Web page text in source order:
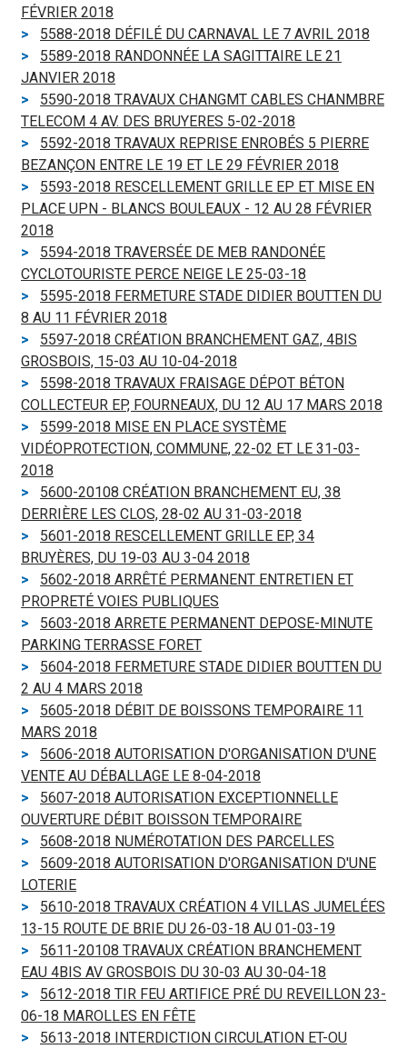
FÉVRIER 2018
5588-2018 DÉFILÉ DU CARNAVAL LE 7 AVRIL 2018
5589-2018 RANDONNÉE LA SAGITTAIRE LE 21
JANVIER 2018
5590-2018 TRAVAUX CHANGMT CABLES CHANMBRE
TELECOM 4 AV. DES BRUYERES 5-02-2018
5592-2018 TRAVAUX REPRISE ENROBÉS 5 PIERRE
BEZANÇON ENTRE LE 19 ET LE 29 FÉVRIER 2018
5593-2018 RESCELLEMENT GRILLE EP ET MISE EN
PLACE UPN - BLANCS BOULEAUX - 12 AU 28 FÉVRIER
2018
5594-2018 TRAVERSÉE DE MEB RANDONÉE
CYCLOTOURISTE PERCE NEIGE LE 25-03-18
5595-2018 FERMETURE STADE DIDIER BOUTTEN DU
8 AU 11 FÉVRIER 2018
5597-2018 CRÉATION BRANCHEMENT GAZ, 4BIS
GROSBOIS, 15-03 AU 10-04-2018
5598-2018 TRAVAUX FRAISAGE DÉPOT BÉTON
COLLECTEUR EP, FOURNEAUX, DU 12 AU 17 MARS 2018
5599-2018 MISE EN PLACE SYSTÈME
VIDÉOPROTECTION, COMMUNE, 22-02 ET LE 31-03-
2018
5600-20108 CRÉATION BRANCHEMENT EU, 38
DERRIÈRE LES CLOS, 28-02 AU 31-03-2018
5601-2018 RESCELLEMENT GRILLE EP, 34
BRUYÈRES, DU 19-03 AU 3-04 2018
5602-2018 ARRÊTÉ PERMANENT ENTRETIEN ET
PROPRETÉ VOIES PUBLIQUES
5603-2018 ARRETE PERMANENT DEPOSE-MINUTE
PARKING TERRASSE FORET
5604-2018 FERMETURE STADE DIDIER BOUTTEN DU
2 AU 4 MARS 2018
5605-2018 DÉBIT DE BOISSONS TEMPORAIRE 11
MARS 2018
5606-2018 AUTORISATION D'ORGANISATION D'UNE
VENTE AU DÉBALLAGE LE 8-04-2018
5607-2018 AUTORISATION EXCEPTIONNELLE
OUVERTURE DÉBIT BOISSON TEMPORAIRE
5608-2018 NUMÉROTATION DES PARCELLES
5609-2018 AUTORISATION D'ORGANISATION D'UNE
LOTERIE
5610-2018 TRAVAUX CRÉATION 4 VILLAS JUMELÉES
13-15 ROUTE DE BRIE DU 26-03-18 AU 01-03-19
5611-20108 TRAVAUX CRÉATION BRANCHEMENT
EAU 4BIS AV GROSBOIS DU 30-03 AU 30-04-18
5612-2018 TIR FEU ARTIFICE PRÉ DU REVEILLON 23-
06-18 MAROLLES EN FÊTE
5613-2018 INTERDICTION CIRCULATION ET-OU